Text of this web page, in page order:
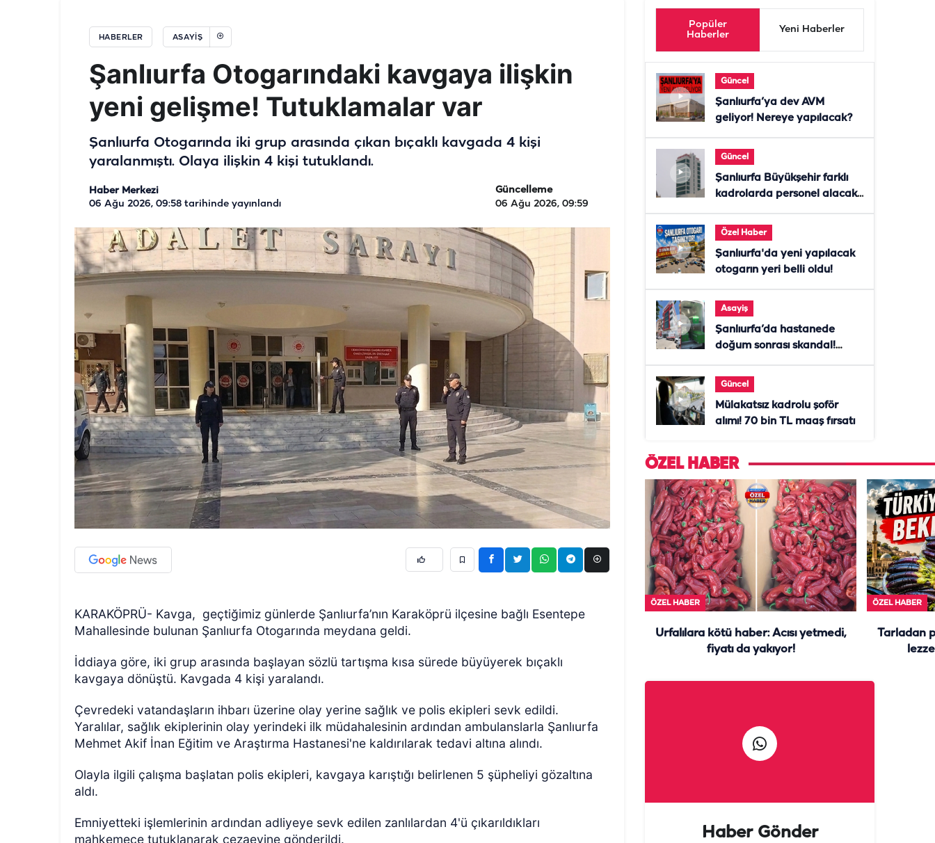
HABERLER ASAYIŞ
Şanlıurfa Otogarındaki kavgaya ilişkin
yeni gelişme! Tutuklamalar var
Şanlıurfa Otogarında iki grup arasında çıkan bıçaklı kavgada 4 kişi
yaralanmıştı. Olaya ilişkin 4 kişi tutuklandı.
Haber Merkezi
06 Ağu 2026, 09:58 tarihinde yayınlandı
Güncelleme
06 Ağu 2026, 09:59
KARAKÖPRÜ- Kavga, geçtiğimiz günlerde Şanlıurfa’nın Karaköprü ilçesine bağlı Esentepe
Mahallesinde bulunan Şanlıurfa Otogarında meydana geldi.
İddiaya göre, iki grup arasında başlayan sözlü tartışma kısa sürede büyüyerek bıçaklı
kavgaya dönüştü. Kavgada 4 kişi yaralandı.
Çevredeki vatandaşların ihbarı üzerine olay yerine sağlık ve polis ekipleri sevk edildi.
Yaralılar, sağlık ekiplerinin olay yerindeki ilk müdahalesinin ardından ambulanslarla Şanlıurfa
Mehmet Akif İnan Eğitim ve Araştırma Hastanesi'ne kaldırılarak tedavi altına alındı.
Olayla ilgili çalışma başlatan polis ekipleri, kavgaya karıştığı belirlenen 5 şüpheliyi gözaltına
aldı.
Emniyetteki işlemlerinin ardından adliyeye sevk edilen zanlılardan 4'ü çıkarıldıkları
mahkemece tutuklanarak cezaevine gönderildi.
Popüler
Haberler
Yeni Haberler
Güncel
Şanlıurfa’ya dev AVM
geliyor! Nereye yapılacak?
Güncel
Şanlıurfa Büyükşehir farklı
kadrolarda personel alacak!
Özel Haber
Şanlıurfa'da yeni yapılacak
otogarın yeri belli oldu!
Asayiş
Şanlıurfa’da hastanede
doğum sonrası skandal!
Güncel
Mülakatsız kadrolu şoför
alımı! 70 bin TL maaş fırsatı
ÖZEL HABER
ÖZEL HABER
Urfalılara kötü haber: Acısı yetmedi,
fiyatı da yakıyor!
ÖZEL HABER
Tarladan
Haber Gönder